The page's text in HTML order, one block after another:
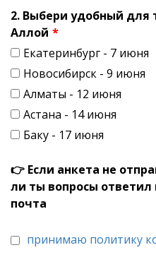
2. Выбери удобный для
Аллой *
Екатеринбург - 7 июня
Новосибирск - 9 июня
Алматы - 12 июня
Астана - 14 июня
Баку - 17 июня
👉 Если анкета не
ли ты вопросы ответил
почта
принимаю политику